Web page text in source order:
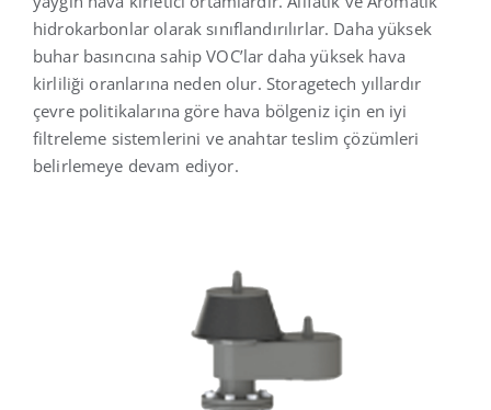
hidrokarbonlar olarak sınıflandırılırlar. Daha yüksek
buhar basıncına sahip VOC’lar daha yüksek hava
kirliliği oranlarına neden olur. Storagetech yıllardır
çevre politikalarına göre hava bölgeniz için en iyi
filtreleme sistemlerini ve anahtar teslim çözümleri
belirlemeye devam ediyor.